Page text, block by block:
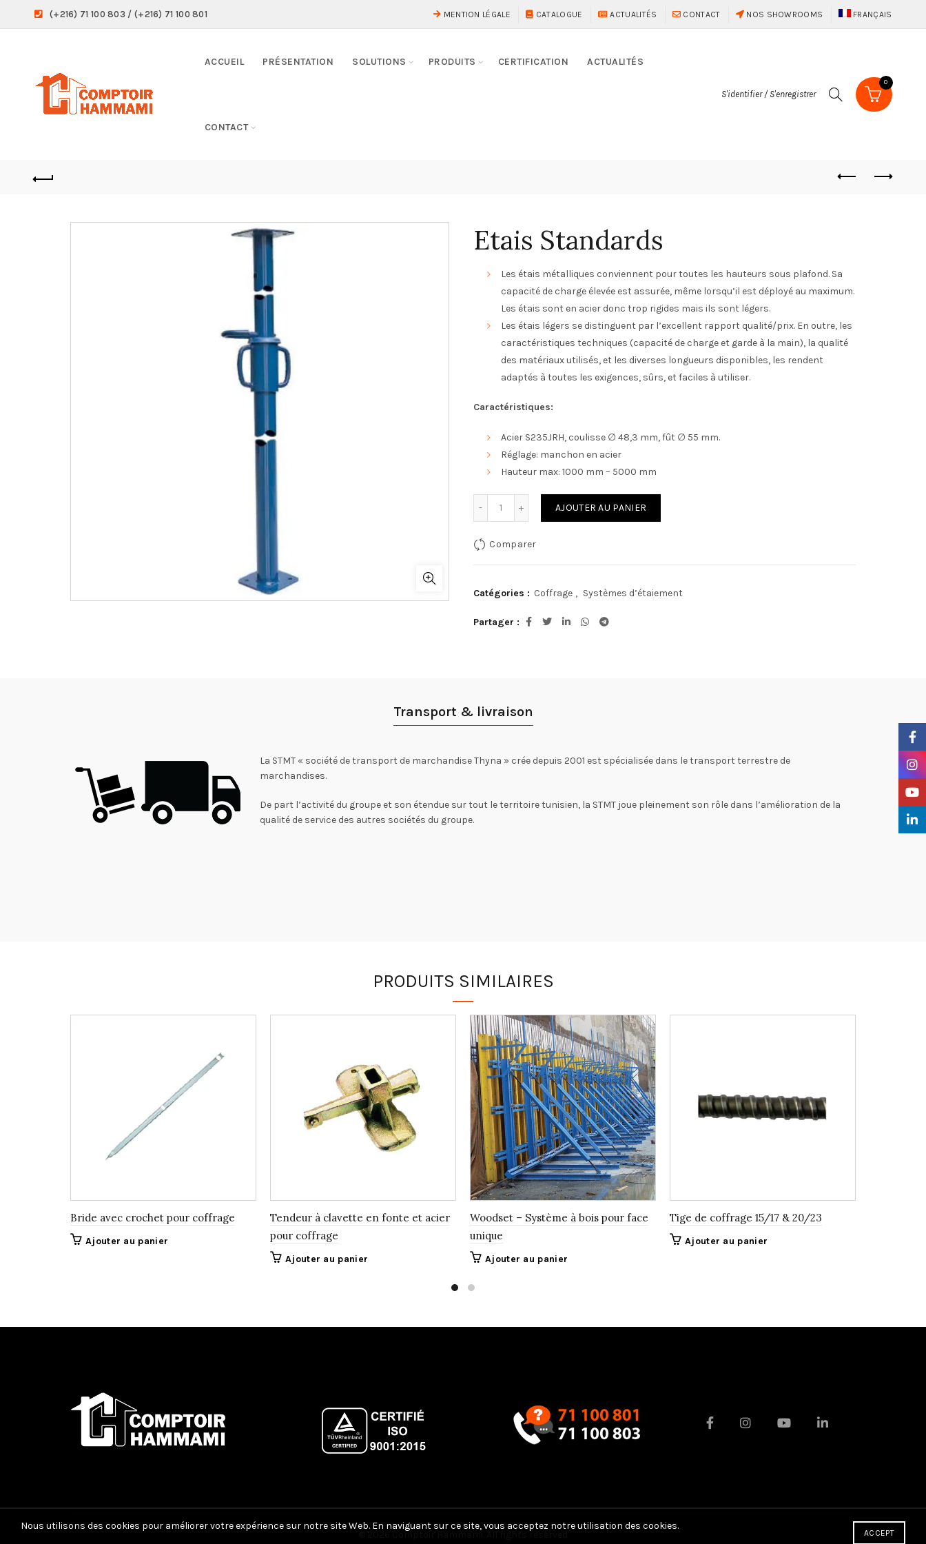
(+216) 71 100 803 / (+216) 71 100 801 MENTION LÉGALE CATALOGUE ACTUALITÉS CONTACT NOS SHOWROOMS FRANÇAIS
ACCUEIL PRÉSENTATION SOLUTIONS PRODUITS CERTIFICATION ACTUALITÉS
CONTACT
S'identifier / S'enregistrer
0
Etais Standards
Les étais métalliques conviennent pour toutes les hauteurs sous plafond. Sa
capacité de charge élevée est assurée, même lorsqu’il est déployé au maximum.
Les étais sont en acier donc trop rigides mais ils sont légers.
Les étais légers se distinguent par l’excellent rapport qualité/prix. En outre, les
caractéristiques techniques (capacité de charge et garde à la main), la qualité
des matériaux utilisés, et les diverses longueurs disponibles, les rendent
adaptés à toutes les exigences, sûrs, et faciles à utiliser.
Caractéristiques:
Acier S235JRH, coulisse ∅ 48,3 mm, fût ∅ 55 mm.
Réglage: manchon en acier
Hauteur max: 1000 mm – 5000 mm
AJOUTER AU PANIER
Comparer
Catégories : Coffrage , Systèmes d’étaiement
Partager
Transport & livraison
La STMT « société de transport de marchandise Thyna » crée depuis 2001 est spécialisée dans le transport terrestre de
marchandises.
De part l’activité du groupe et son étendue sur tout le territoire tunisien, la STMT joue pleinement son rôle dans l’amélioration de la
qualité de service des autres sociétés du groupe.
PRODUITS SIMILAIRES
Bride avec crochet pour coffrage
Ajouter au panier
Tendeur à clavette en fonte et acier
pour coffrage
Ajouter au panier
Woodset – Système à bois pour face
unique
Ajouter au panier
Tige de coffrage 15/17 & 20/23
Ajouter au panier
Comptoir Hammami . All rights reserved
Nous utilisons des cookies pour améliorer votre expérience sur notre site Web. En naviguant sur ce site, vous acceptez notre utilisation des cookies.
ACCEPT